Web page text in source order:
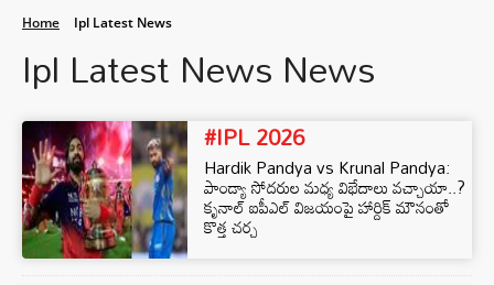
Home Ipl Latest News
Ipl Latest News News
#IPL 2026
Hardik Pandya vs Krunal Pandya:
పాండ్యా సోదరుల మధ్య విభేదాలు వచ్చాయా..?
కృనాల్ ఐపీఎల్ విజయంపై హార్దిక్ మౌనంతో
కొత్త చర్చ